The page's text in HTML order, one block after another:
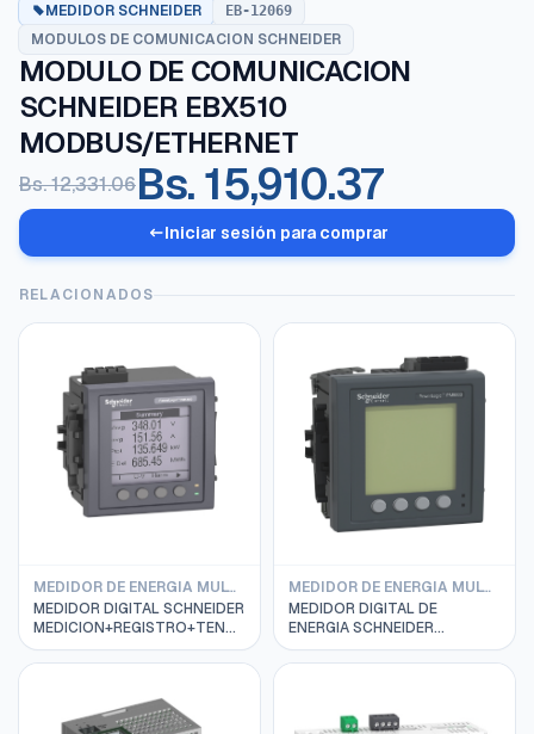
MEDIDOR SCHNEIDER EB-12069
MODULOS DE COMUNICACION SCHNEIDER
MODULO DE COMUNICACION
SCHNEIDER EBX510
MODBUS/ETHERNET
Bs. 12,331.06Bs. 15,910.37
Iniciar sesión para comprar
RELACIONADOS
MEDIDOR DE ENERGIA MULTIFUNCION SCHNEIDER
MEDIDOR DIGITAL SCHNEIDER
MEDICION+REGISTRO+TENDENCIAS
96X96MM PM5000
METSEPM5110
MEDIDOR DE ENERGIA MULTIFUNCION SCHNEIDER
MEDIDOR DIGITAL DE
ENERGIA SCHNEIDER
MEDICION MODBUS +
ETHERNET PM5560